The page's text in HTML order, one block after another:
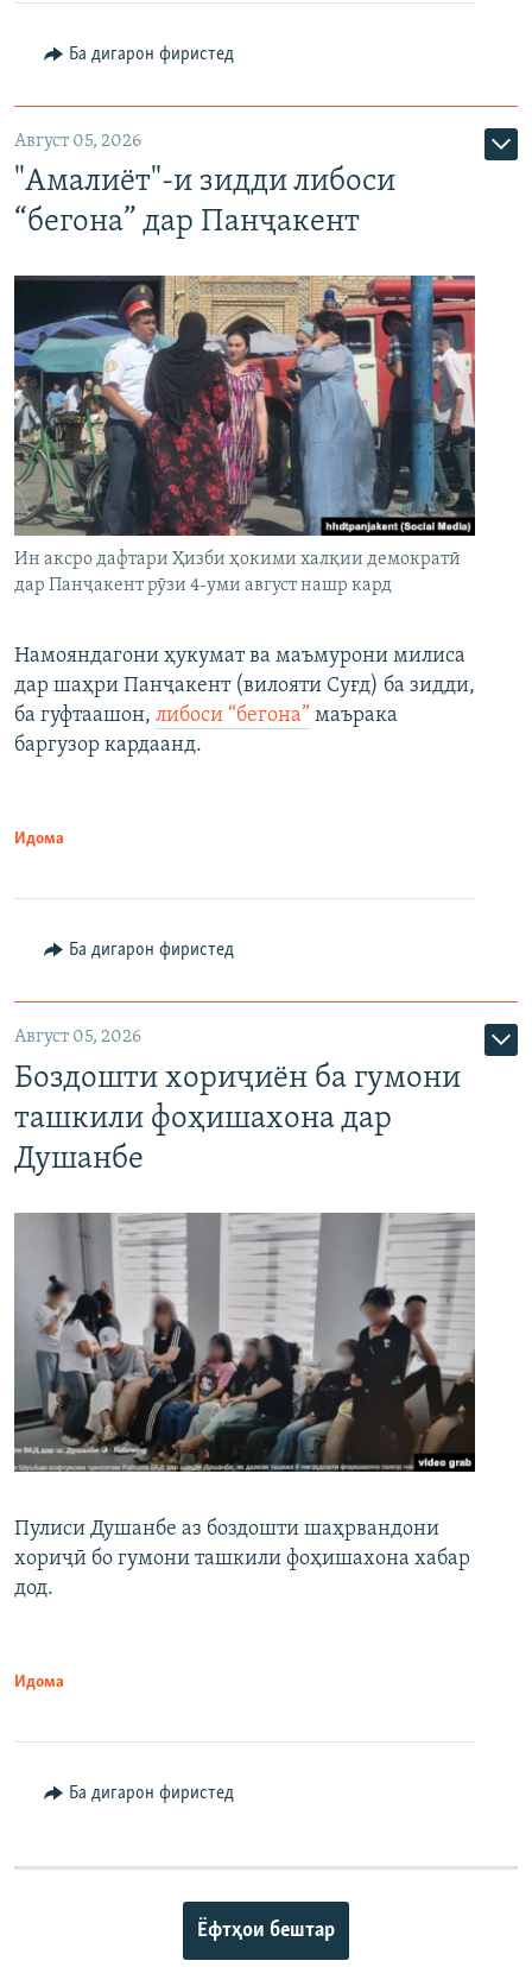
Ба дигарон фиристед
Август 05, 2026
"Амалиёт"-и зидди либоси
“бегона” дар Панҷакент
Ин аксро дафтари Ҳизби ҳокими халқии демократӣ
дар Панҷакент рӯзи 4-уми август нашр кард
Намояндагони ҳукумат ва маъмурони милиса
дар шаҳри Панҷакент (вилояти Суғд) ба зидди,
ба гуфтаашон, либоси “бегона” маърака
баргузор кардаанд.
Идома
Ба дигарон фиристед
Август 05, 2026
Боздошти хориҷиён ба гумони
ташкили фоҳишахона дар
Душанбе
Пулиси Душанбе аз боздошти шаҳрвандони
хориҷӣ бо гумони ташкили фоҳишахона хабар
дод.
Идома
Ба дигарон фиристед
Ёфтҳои бештар